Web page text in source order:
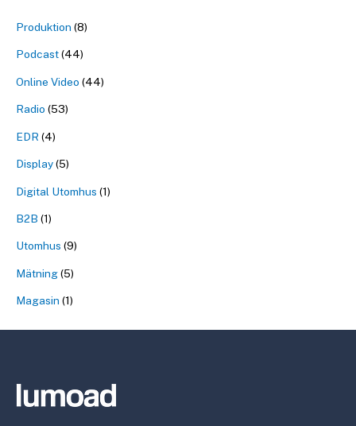
Produktion (8)
Podcast(44)
Online Video (44)
Radio (53)
EDR (4)
Display(5)
Digital Utomhus (1)
B2B (1)
Utomhus (9)
Mätning(5)
Magasin (1)